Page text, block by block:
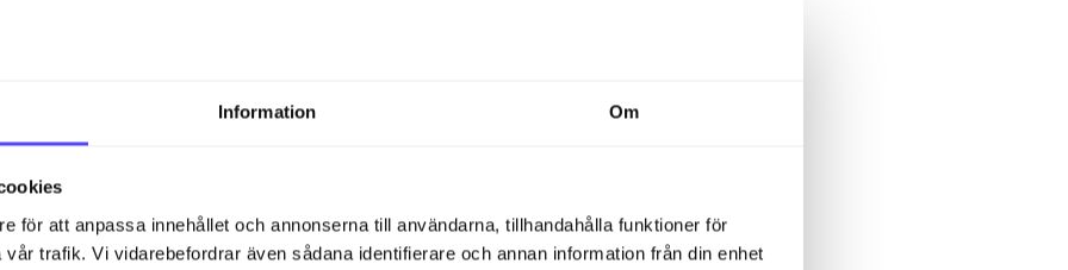
Information Om
för att anpassa innehållet och annonserna till användarna, tillhandahålla funktioner för
trafik. Vi vidarebefordrar även sådana identifierare och annan information från din enhet
CustomerVisitState Besöks län